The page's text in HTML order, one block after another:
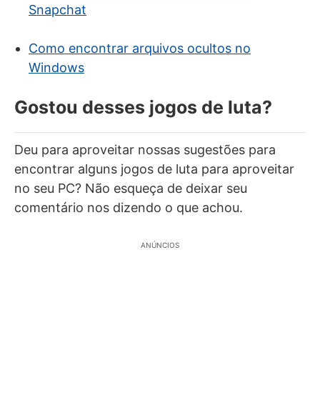
Snapchat
Como encontrar arquivos ocultos no
Windows
Gostou desses jogos de luta?
Deu para aproveitar nossas sugestões para
encontrar alguns jogos de luta para aproveitar
no seu PC? Não esqueça de deixar seu
comentário nos dizendo o que achou.
ANÚNCIOS